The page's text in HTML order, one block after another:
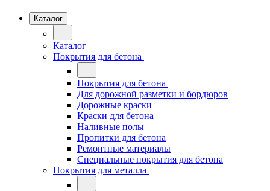
Каталог
Каталог
Покрытия для бетона
Покрытия для бетона
Для дорожной разметки и бордюров
Дорожные краски
Краски для бетона
Наливные полы
Пропитки для бетона
Ремонтные материалы
Специальные покрытия для бетона
Покрытия для металла